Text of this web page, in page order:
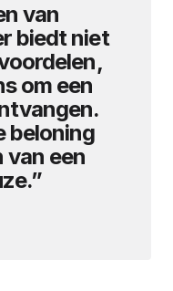
van
biedt niet
om een
beloning
van een